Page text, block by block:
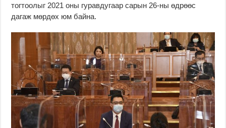
тогтоолыг 2021 оны гуравдугаар сарын 26-ны өдрөөс
дагаж мөрдөх юм байна.